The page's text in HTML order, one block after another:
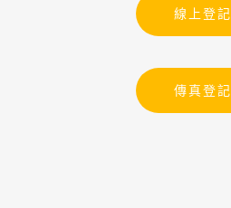
線上登記
傳真登記